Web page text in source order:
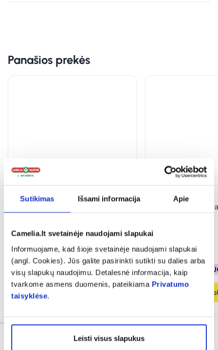
Sutikimas Išsami informacija Apie
Camelia.lt svetainėje naudojami slapukai
Informuojame, kad šioje svetainėje naudojami slapukai
(angl. Cookies). Jūs galite pasirinkti sutikti su dalies arba
visų slapukų naudojimu. Detalesnė informacija, kaip
tvarkome asmens duomenis, pateikiama Privatumo
taisyklėse.
Leisti visus slapukus
Panašios prekės
6,89 € 11,49 €
% PAPILDOMA NUOLAIDA
DELIA veido
Įvertinimas 5.0 iš 5
2,85 € 5,71 €
% PAPILDOMA
Į